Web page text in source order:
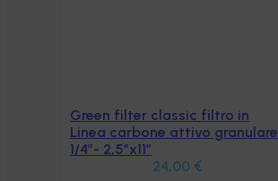
Aggiungi al carrello
Green filter classic filtro in
Linea carbone attivo granulare
1/4″- 2,5″x11″
24,00 €